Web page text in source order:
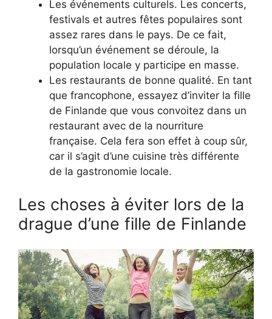
Les événements culturels. Les concerts,
festivals et autres fêtes populaires sont
assez rares dans le pays. De ce fait,
lorsqu’un événement se déroule, la
population locale y participe en masse.
Les restaurants de bonne qualité. En tant
que francophone, essayez d’inviter la fille
de Finlande que vous convoitez dans un
restaurant avec de la nourriture
française. Cela fera son effet à coup sûr,
car il s’agit d’une cuisine très différente
de la gastronomie locale.
Les choses à éviter lors de la
drague d’une fille de Finlande